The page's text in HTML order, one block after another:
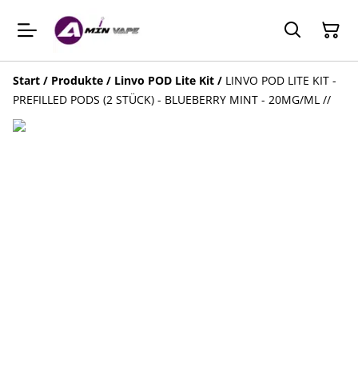
Start / Produkte / Linvo POD Lite Kit / LINVO POD LITE KIT -
PREFILLED PODS (2 STÜCK) - BLUEBERRY MINT - 20MG/ML //